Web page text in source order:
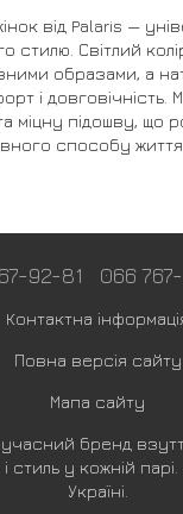
від Palaris —
стилю. Світлий
образами, а
і довговічність.
міцну підошву, що
способу життя.
92-81 066
Контактна
Повна версія сайту
Мапа сайту
бренд
стиль у кожній
Україні.